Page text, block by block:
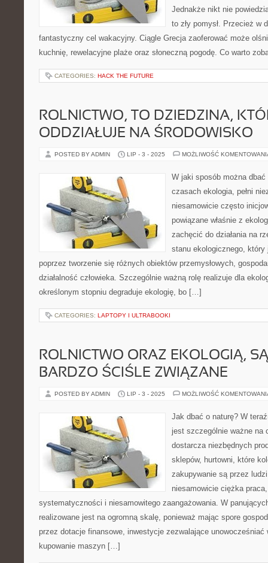
Jednakże nikt nie
to zły pomysł. Przecież w
fantastyczny cel wakacyjny. Ciągle Grecja zaoferować może
kuchnię, rewelacyjne plaże oraz słoneczną pogodę. Co warto
CATEGORIES: HACK THE FUTURE
ROLNICTWO, TO DZIEDZINA,
ODDZIAŁUJE NA ŚRODOWISKO
POSTED BY ADMIN LIP - 3 - 2025 MOŻLIWOŚĆ
W jaki sposób można
czasach ekologia, pełni
niesamowicie często
powiązane właśnie z
zachęcić do działania na
stanu ekologicznego,
poprzez tworzenie się różnych obiektów przemysłowych,
działalność człowieka. Szczególnie ważną rolę realizuje dla
określonym stopniu degraduje ekologię, bo […]
CATEGORIES: LAPTOPY I ULTRABOOKI
ROLNICTWO ORAZ EKOLOGIĄ,
BARDZO ŚCIŚLE ZWIĄZANE
POSTED BY ADMIN LIP - 3 - 2025 MOŻLIWOŚĆ
Jak dbać o naturę? W
jest szczególnie ważne na
dostarcza niezbędnych
sklepów, hurtowni, które
zakupywanie są przez
niesamowicie ciężka
systematyczności i niesamowitego zaangażowania. W
realizowane jest na ogromną skalę, ponieważ mając spore
przez dotacje finansowe, inwestycje zezwalające unowocześniać
kupowanie maszyn […]